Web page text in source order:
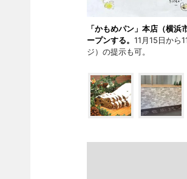
「かもめパン」本店（横
ープンする。 11月15日から
ジ）の提示も可。